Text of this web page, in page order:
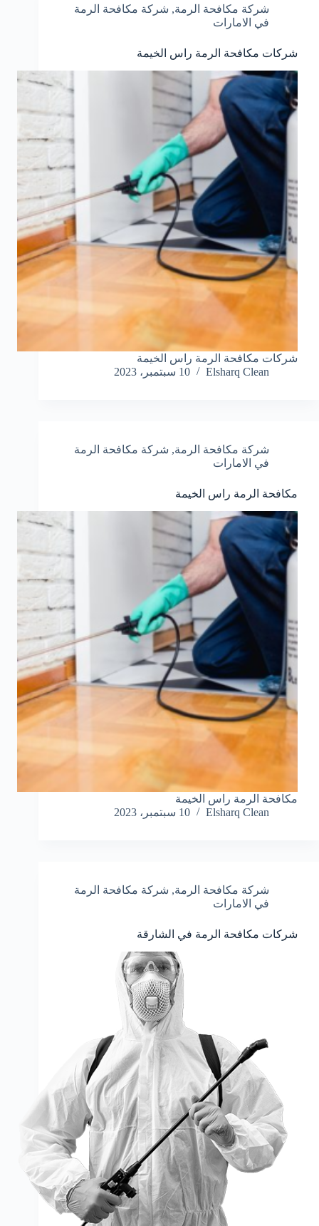
شركة مكافحة الرمة, شركة مكافحة الرمة
في الامارات
شركات مكافحة الرمة راس الخيمة
شركات مكافحة الرمة راس الخيمة
Elsharq Clean
10 سبتمبر، 2023
شركة مكافحة الرمة, شركة مكافحة الرمة
في الامارات
مكافحة الرمة راس الخيمة
مكافحة الرمة راس الخيمة
Elsharq Clean
10 سبتمبر، 2023
شركة مكافحة الرمة, شركة مكافحة الرمة
في الامارات
شركات مكافحة الرمة في الشارقة